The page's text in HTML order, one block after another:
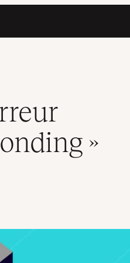
et Mac
»